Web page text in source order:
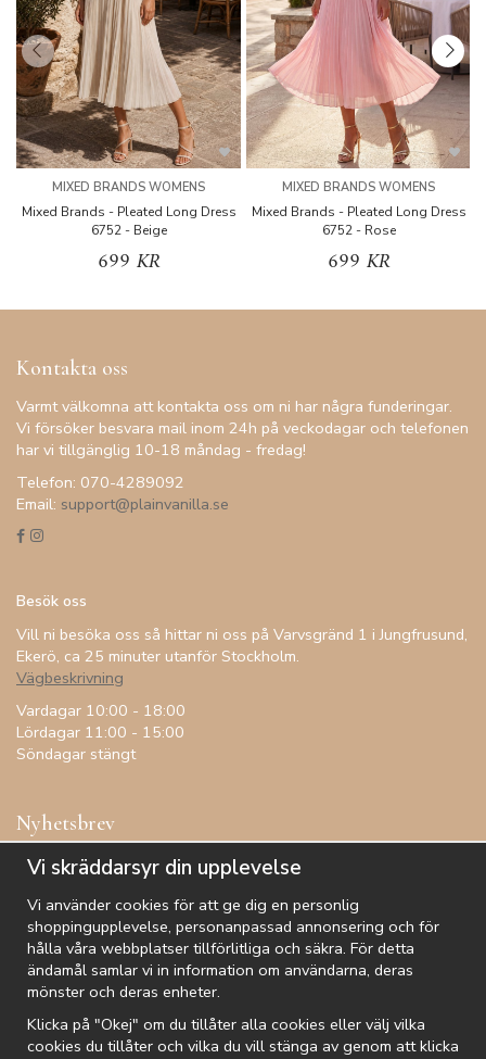
MIXED BRANDS WOMENS
Mixed Brands - Pleated Long Dress
6752 - Beige
699 KR
MIXED BRANDS WOMENS
Mixed Brands - Pleated Long Dress
6752 - Rose
699 KR
Kontakta oss
Varmt välkomna att kontakta oss om ni har några funderingar.
Vi försöker besvara mail inom 24h på veckodagar och telefonen
har vi tillgänglig 10-18 måndag - fredag!
Telefon: 070-4289092
Email: support@plainvanilla.se
Besök oss
Vill ni besöka oss så hittar ni oss på Varvsgränd 1 i Jungfrusund,
Ekerö, ca 25 minuter utanför Stockholm.
Vägbeskrivning
Vardagar 10:00 - 18:00
Lördagar 11:00 - 15:00
Söndagar stängt
Nyhetsbrev
Få inspiration, förtur till kampanjer, specialerbjudanden och
De uppgifter du matar in kommer endast användas till våra nyhetsbrev.
Vi skräddarsyr din upplevelse
Vi använder cookies för att ge dig en personlig
shoppingupplevelse, personanpassad annonsering och för
hålla våra webbplatser tillförlitliga och säkra. För detta
ändamål samlar vi in information om användarna, deras
mönster och deras enheter.
Klicka på "Okej" om du tillåter alla cookies eller välj vilka
cookies du tillåter och vilka du vill stänga av genom att klicka